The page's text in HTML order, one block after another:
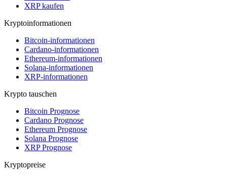
XRP kaufen
Kryptoinformationen
Bitcoin-informationen
Cardano-informationen
Ethereum-informationen
Solana-informationen
XRP-informationen
Krypto tauschen
Bitcoin Prognose
Cardano Prognose
Ethereum Prognose
Solana Prognose
XRP Prognose
Kryptopreise